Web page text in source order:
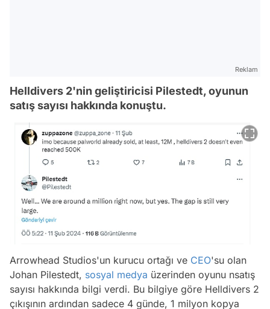
Reklam
Helldivers 2'nin geliştiricisi Pilestedt, oyunun
satış sayısı hakkında konuştu.
Arrowhead Studios'un kurucu ortağı ve CEO'su olan
Johan Pilestedt, sosyal medya üzerinden oyunu nsatış
sayısı hakkında bilgi verdi. Bu bilgiye göre Helldivers 2
çıkışının ardından sadece 4 günde, 1 milyon kopya